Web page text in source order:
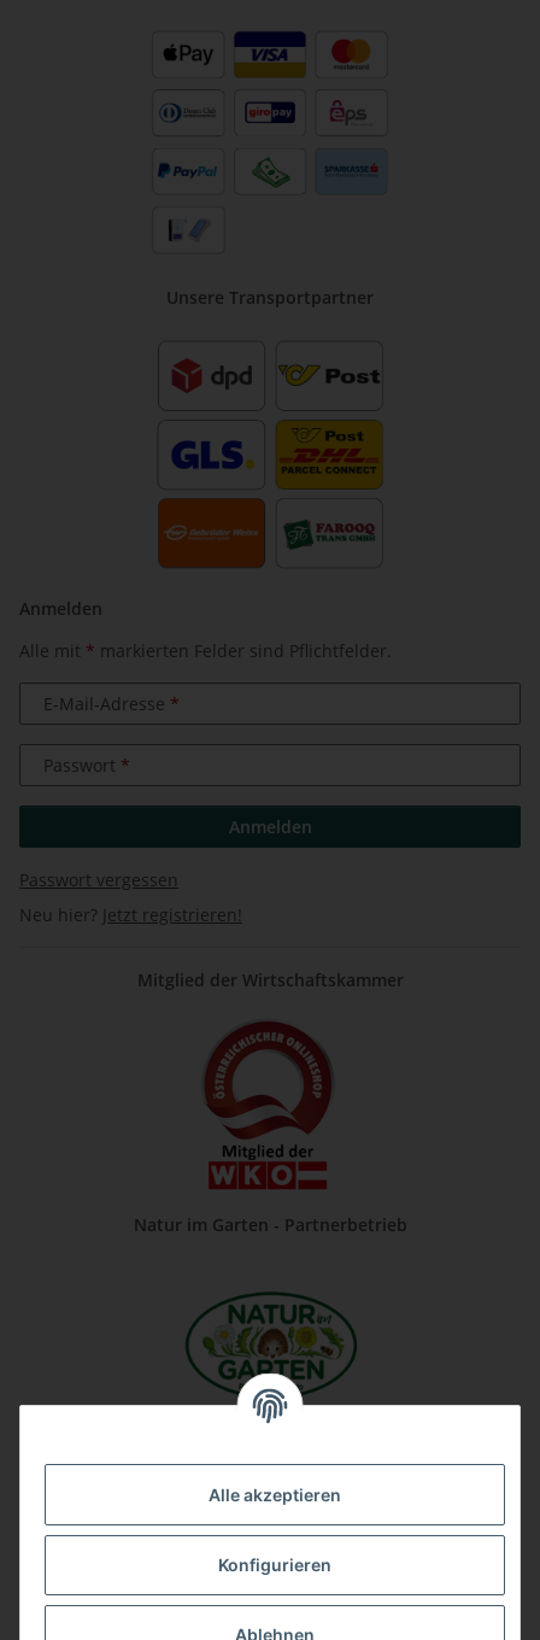
Alle akzeptieren
Konfigurieren
Ablehnen
Unsere Transportpartner
Anmelden
Alle mit * markierten Felder sind Pflichtfelder.
E-Mail-Adresse
Passwort
Anmelden
Passwort vergessen
Neu hier? Jetzt registrieren!
Mitglied der Wirtschaftskammer
Natur im Garten - Partnerbetrieb
Unsere Firma auf Google